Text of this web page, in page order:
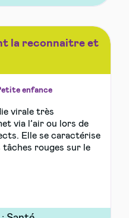
la reconnaitre et
enfance
virale très
via l’air ou lors de
Elle se caractérise
tâches rouges sur le